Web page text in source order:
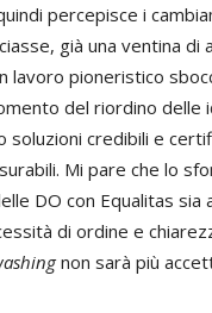
percepisce i
già una ventina di
lavoro pioneristico
del riordino delle
soluzioni credibili e
Mi pare che lo
DO con Equalitas sia
di ordine e
non sarà più